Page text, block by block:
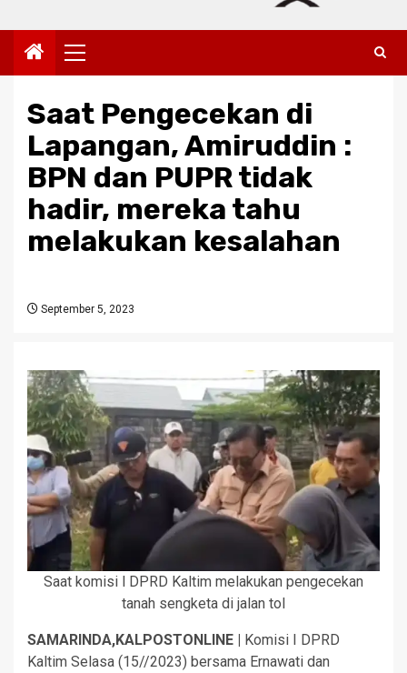
Primary
Menu
Saat Pengecekan di
Lapangan, Amiruddin :
BPN dan PUPR tidak
hadir, mereka tahu
melakukan kesalahan
September 5, 2023
Saat komisi l DPRD Kaltim melakukan pengecekan
tanah sengketa di jalan tol
SAMARINDA,KALPOSTONLINE |
Komisi I DPRD
Kaltim Selasa (15//2023) bersama Ernawati dan